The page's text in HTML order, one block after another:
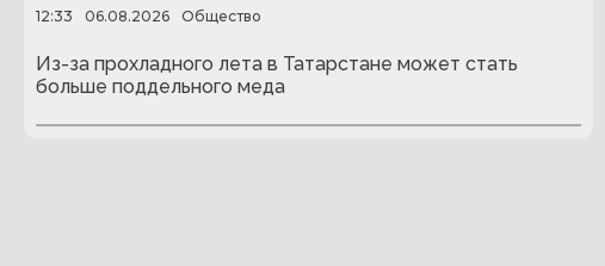
12:33 06.08.2026 Общество
Из-за прохладного лета в Татарстане может стать
больше поддельного меда